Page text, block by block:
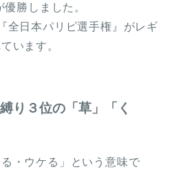
勝しました。
全日本パリピ選手権』がレギ
います。
り３位の「草」「く
・ウケる」という意味で